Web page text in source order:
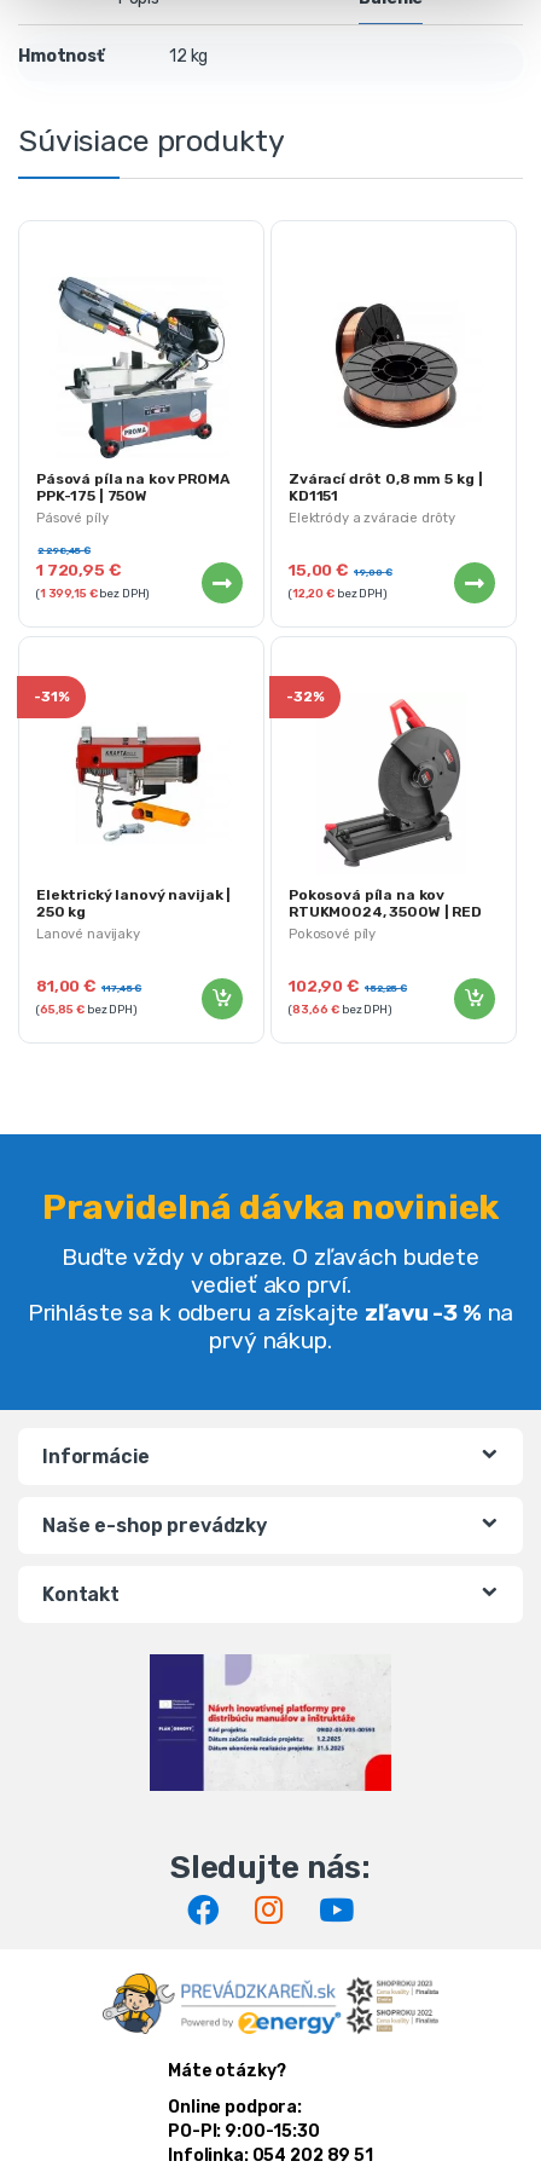
Hmotnosť 12 kg
Súvisiace produkty
Pásové píly
Pásová píla na kov PROMA
PPK-175 | 750W
1 720,95 €
2 298,45€
(1 399,15 €bez DPH)
Elektródy a zváracie drôty
Zvárací drôt 0,8 mm 5 kg |
KD1151
15,00€ 19,00€
(12,20€bez DPH)
Lanové navijaky
-31%
Elektrický lanový navijak |
250 kg
81,00€ 117,45€
(65,85€bez DPH)
Pokosové píly
-32%
Pokosová píla na kov
RTUKM0024, 3500W | RED
TECHNIC
102,90€ 152,25€
(83,66€bez DPH)
Pravidelná dávka noviniek
Buďte vždy v obraze. O zľavách budete
vedieť ako prví.
Prihláste sa k odberu a získajte zľavu -3 % na
prvý nákup.
Informácie
Naše e-shop prevádzky
Kontakt
Máte otázky?
Online podpora:
PO-PI: 9:00-15:30
Infolinka: 054 202 89 51